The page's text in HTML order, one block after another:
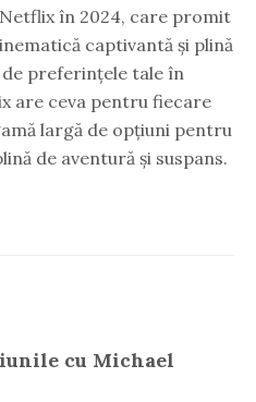
în 2024, care promit
captivantă și plină
preferințele tale în
are ceva pentru fiecare
largă de opțiuni pentru
de aventură și suspans.
cu Michael